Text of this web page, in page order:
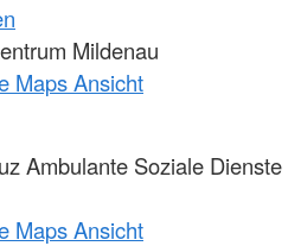
Mildenau
Maps Ansicht
Ambulante Soziale Dienste
Maps Ansicht